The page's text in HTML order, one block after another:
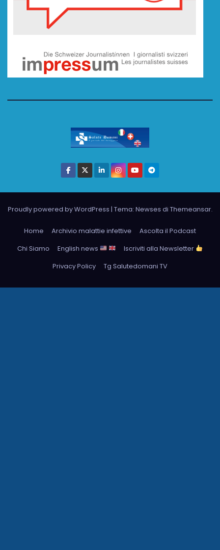
Proudly powered by WordPress | Tema: Newses di Themeansar.
Home Archivio malattie infettive
Ascolta il Podcast
Chi Siamo
English news
Iscriviti alla Newsletter
Privacy Policy
Tg Salutedomani TV